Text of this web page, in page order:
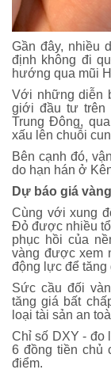
Gần đây, nhiều
định không đi
hướng qua mũi
Với những diễn
giới đầu tư trên
Trung Đông,
xấu lên chuỗi
Bên cạnh đó,
do hạn hán ở
Dự báo giá vàng
Cùng với xung
Đỏ được nhiều
phục hồi của
vàng được xem
động lực để tăng
Sức cầu đối
tăng giá bất
loại tài sản an
Chỉ số DXY - đo
6 đồng tiền chủ
điểm.